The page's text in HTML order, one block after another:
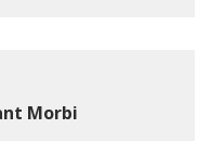
Morbi